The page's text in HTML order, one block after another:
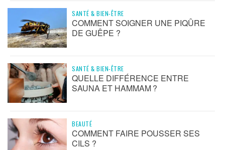
SANTÉ & BIEN-ÊTRE
COMMENT SOIGNER UNE PIQÛRE
DE GUÊPE ?
SANTÉ & BIEN-ÊTRE
QUELLE DIFFÉRENCE ENTRE
SAUNA ET HAMMAM ?
BEAUTÉ
COMMENT FAIRE POUSSER SES
CILS ?